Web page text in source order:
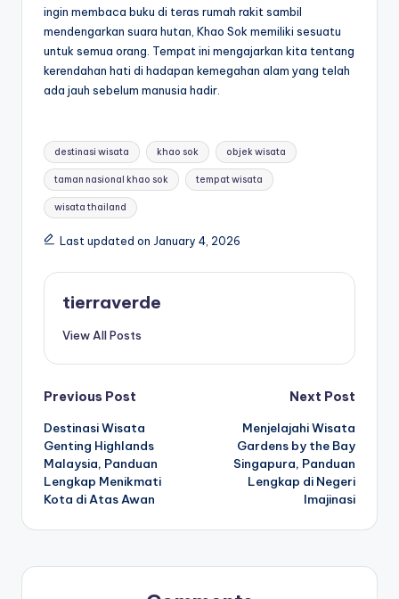
ingin membaca buku di teras rumah rakit sambil
mendengarkan suara hutan, Khao Sok memiliki sesuatu
untuk semua orang. Tempat ini mengajarkan kita tentang
kerendahan hati di hadapan kemegahan alam yang telah
ada jauh sebelum manusia hadir.
Tags:
destinasi wisata khao sok objek wisata
taman nasional khao sok tempat wisata
wisata thailand
Last updated on January 4, 2026
tierraverde
View All Posts
Post
navigation
Previous Post
Destinasi Wisata
Genting Highlands
Malaysia, Panduan
Lengkap Menikmati
Kota di Atas Awan
Next Post
Menjelajahi Wisata
Gardens by the Bay
Singapura, Panduan
Lengkap di Negeri
Imajinasi